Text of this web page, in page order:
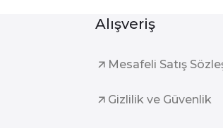
Alışveriş
Mesafeli Satış
Gizlilik ve Güvenlik